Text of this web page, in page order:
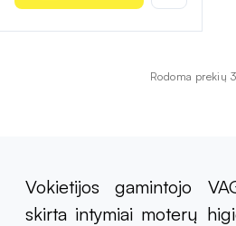
Rodoma prekių
Vokietijos gamintojo
skirta intymiai moterų